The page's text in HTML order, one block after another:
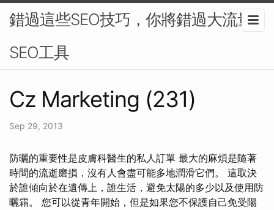
錯過這些SEO技巧，你將錯過大流量-
SEO工具
Cz Marketing (231)
Sep 29, 2013
防曬的重要性是皮膚科醫生的私人訂單 最大的麻煩是隨著
時間的流逝磨損，沒有人會盡可能多地潤滑它們。 這取決
於誰傾向於在遺傳上，誰生活，避免太陽的多少以及使用防
曬霜。 您可以從青年開始，但是如果您不保護自己免受陽